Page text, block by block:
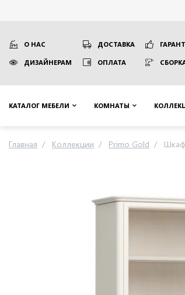
О НАС ДОСТАВКА
ДИЗАЙНЕРАМ ОПЛАТА
КАТАЛОГ МЕБЕЛИ КОМНАТЫ
Главная Коллекции Primo Gold